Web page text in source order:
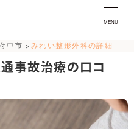
MENU
中市 > みれい整形外科の詳細
事故治療の口コ